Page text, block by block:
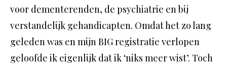
voor dementerenden, de psychiatrie en bij
verstandelijk gehandicapten. Omdat het zo lang
geleden was en mijn BIG registratie verlopen
geloofde ik eigenlijk dat ik ‘niks meer wist’. Toch